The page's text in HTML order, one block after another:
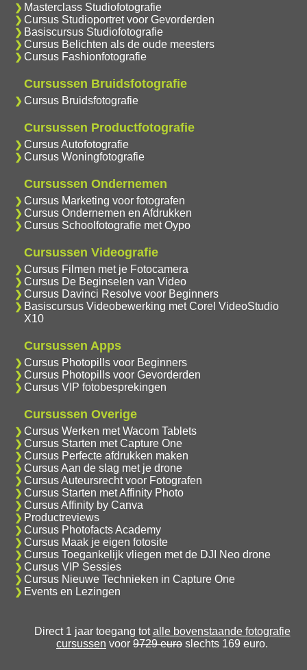
Masterclass Studiofotografie
Cursus Studioportret voor Gevorderden
Basiscursus Studiofotografie
Cursus Belichten als de oude meesters
Cursus Fashionfotografie
Cursussen Bruidsfotografie
Cursus Bruidsfotografie
Cursussen Productfotografie
Cursus Autofotografie
Cursus Woningfotografie
Cursussen Ondernemen
Cursus Marketing voor fotografen
Cursus Ondernemen en Afdrukken
Cursus Schoolfotografie met Oypo
Cursussen Videografie
Cursus Filmen met je Fotocamera
Cursus De Beginselen van Video
Cursus Davinci Resolve voor Beginners
Basiscursus Videobewerking met Corel VideoStudio
X10
Cursussen Apps
Cursus Photopills voor Beginners
Cursus Photopills voor Gevorderden
Cursus VIP fotobesprekingen
Cursussen Overige
Cursus Werken met Wacom Tablets
Cursus Starten met Capture One
Cursus Perfecte afdrukken maken
Cursus Aan de slag met je drone
Cursus Auteursrecht voor Fotografen
Cursus Starten met Affinity Photo
Cursus Affinity by Canva
Productreviews
Cursus Photofacts Academy
Cursus Maak je eigen fotosite
Cursus Toegankelijk vliegen met de DJI Neo drone
Cursus VIP Sessies
Cursus Nieuwe Technieken in Capture One
Events en Lezingen
Direct 1 jaar toegang totalle bovenstaande fotografie
cursussen voor 9729 euro slechts 169 euro.